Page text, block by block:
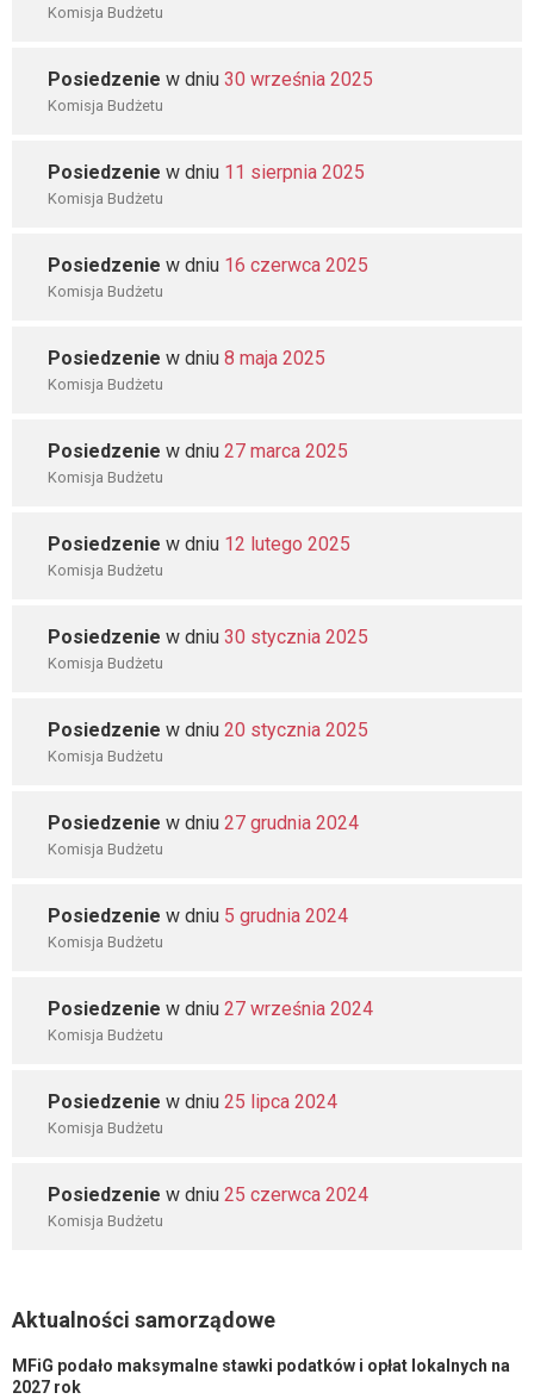
Komisja Budżetu
Posiedzenie w dniu 30 września 2025
Komisja Budżetu
Posiedzenie w dniu 11 sierpnia 2025
Komisja Budżetu
Posiedzenie w dniu 16 czerwca 2025
Komisja Budżetu
Posiedzenie w dniu 8 maja 2025
Komisja Budżetu
Posiedzenie w dniu 27 marca 2025
Komisja Budżetu
Posiedzenie w dniu 12 lutego 2025
Komisja Budżetu
Posiedzenie w dniu 30 stycznia 2025
Komisja Budżetu
Posiedzenie w dniu 20 stycznia 2025
Komisja Budżetu
Posiedzenie w dniu 27 grudnia 2024
Komisja Budżetu
Posiedzenie w dniu 5 grudnia 2024
Komisja Budżetu
Posiedzenie w dniu 27 września 2024
Komisja Budżetu
Posiedzenie w dniu 25 lipca 2024
Komisja Budżetu
Posiedzenie w dniu 25 czerwca 2024
Komisja Budżetu
Aktualności samorządowe
MFiG podało maksymalne stawki podatków i opłat lokalnych na
2027 rok